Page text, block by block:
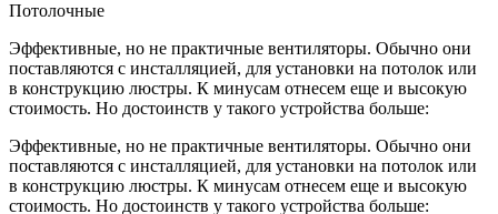
Потолочные
Эффективные, но не практичные вентиляторы. Обычно они
поставляются с инсталляцией, для установки на потолок или
в конструкцию люстры. К минусам отнесем еще и высокую
стоимость. Но достоинств у такого устройства больше:
Эффективные, но не практичные вентиляторы. Обычно они
поставляются с инсталляцией, для установки на потолок или
в конструкцию люстры. К минусам отнесем еще и высокую
стоимость. Но достоинств у такого устройства больше: